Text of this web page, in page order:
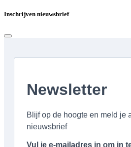
Inschrijven nieuwsbrief